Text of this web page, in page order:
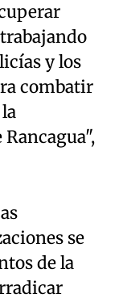
y los
combatir
se
de la